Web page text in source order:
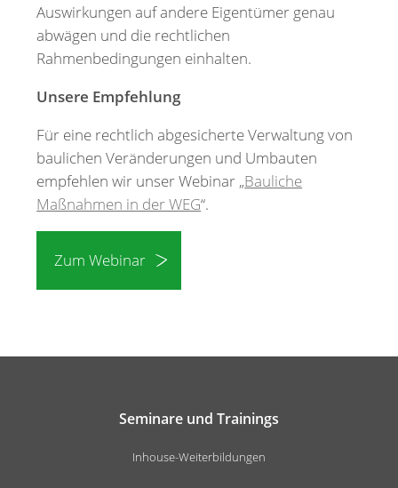
Auswirkungen auf andere Eigentümer genau
abwägen und die rechtlichen
Rahmenbedingungen einhalten.
Unsere Empfehlung
Für eine rechtlich abgesicherte Verwaltung von
baulichen Veränderungen und Umbauten
empfehlen wir unser Webinar „Bauliche
Maßnahmen in der WEG“.
Zum Webinar
Seminare und Trainings
Inhouse-Weiterbildungen